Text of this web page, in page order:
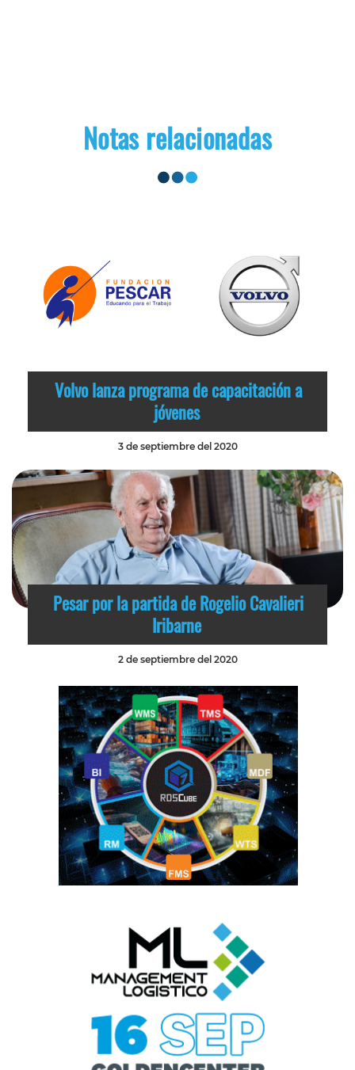
Notas relacionadas
Volvo lanza programa de capacitación a
jóvenes
3 de septiembre del 2020
Pesar por la partida de Rogelio Cavalieri
Iribarne
2 de septiembre del 2020